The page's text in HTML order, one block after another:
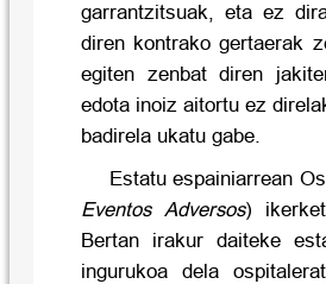
garrantzitsuak, eta ez
diren kontrako gertaerak
egiten zenbat diren
edota inoiz aitortu ez
badirela ukatu gabe.
Estatu espainiarrean
Eventos Adversos)
Bertan irakur daiteke
ingurukoa dela